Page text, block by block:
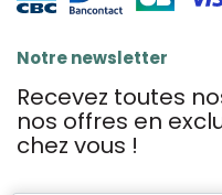
Notre newsletter
Recevez toutes
nos offres en
chez vous !